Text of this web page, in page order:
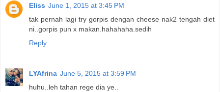
Eliss June 1, 2015 at 3:45 PM
tak pernah lagi try gorpis dengan cheese nak2 tengah diet
ni..gorpis pun x makan.hahahaha.sedih
Reply
LYAfrina June 5, 2015 at 3:59 PM
huhu..leh tahan rege dia ye..